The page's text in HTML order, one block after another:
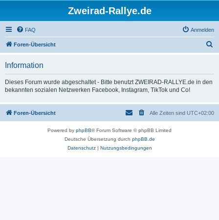
Zweirad-Rallye.de
FAQ Anmelden
Foren-Übersicht
Information
Dieses Forum wurde abgeschaltet - Bitte benutzt ZWEIRAD-RALLYE.de in den
bekannten sozialen Netzwerken Facebook, Instagram, TikTok und Co!
Foren-Übersicht Alle Zeiten sind UTC+02:00
Powered by phpBB® Forum Software © phpBB Limited
Deutsche Übersetzung durch phpBB.de
Datenschutz| Nutzungsbedingungen